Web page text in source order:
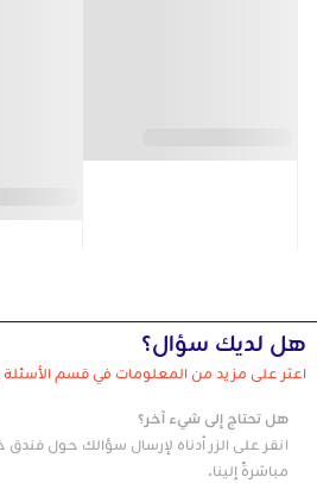
هل لديك سؤال؟
اعثر على مزيد من المعلومات في قسم الأسئلة
هل تحتاج إلى شيء آخر؟
انقر على الزر أدناه لإرسال سؤالك حول
مباشرةً إلينا.